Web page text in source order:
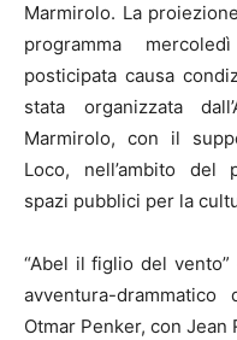
Marmirolo. La
programma
posticipata causa
stata organizzata
Marmirolo, con il
Loco, nell’ambito del
spazi pubblici per la
“Abel il figlio del
avventura-
Otmar Penker, con Jean